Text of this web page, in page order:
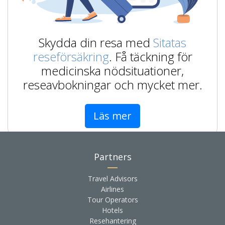
Skydda din resa med Sitatas
reseförsäkring. Få täckning för
medicinska nödsituationer,
reseavbokningar och mycket mer.
Läs mer
Partners
Travel Advisors
Airlines
Tour Operators
Hotels
Resehantering